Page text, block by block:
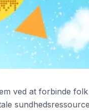
ved at forbinde